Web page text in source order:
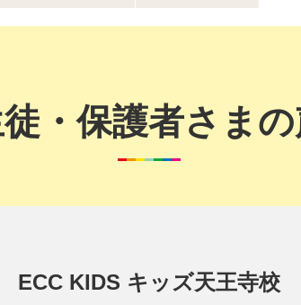
・保護者さま
ECC KIDS キッズ天王寺校